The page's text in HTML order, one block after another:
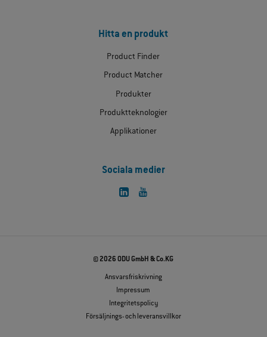
Hitta en produkt
Product Finder
Product Matcher
Produkter
Produktteknologier
Applikationer
Sociala medier
© 2026 ODU GmbH & Co.KG
Ansvarsfriskrivning
Impressum
Integritetspolicy
Försäljnings- och leveransvillkor